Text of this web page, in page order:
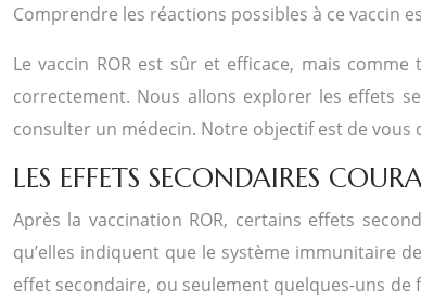
Comprendre les réactions possibles à ce vaccin
Le vaccin ROR est sûr et efficace, mais
correctement. Nous allons explorer les effets
consulter un médecin. Notre objectif est de
LES EFFETS SECONDAIRES
Après la vaccination ROR, certains effets
qu’elles indiquent que le système immunitaire
effet secondaire, ou seulement quelques-uns